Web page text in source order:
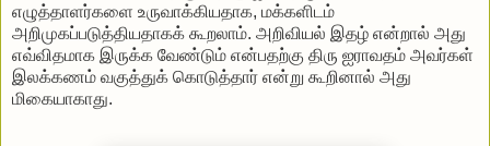
எழுத்தாளர்களை உருவாக்கியதாக, மக்களிடம்
அறிமுகப்படுத்தியதாகக் கூறலாம். அறிவியல் இதழ் என்றால் அது
எவ்விதமாக இருக்க வேண்டும் என்பதற்கு திரு ஐராவதம் அவர்கள்
இலக்கணம் வகுத்துக் கொடுத்தார் என்று கூறினால் அது
மிகையாகாது.